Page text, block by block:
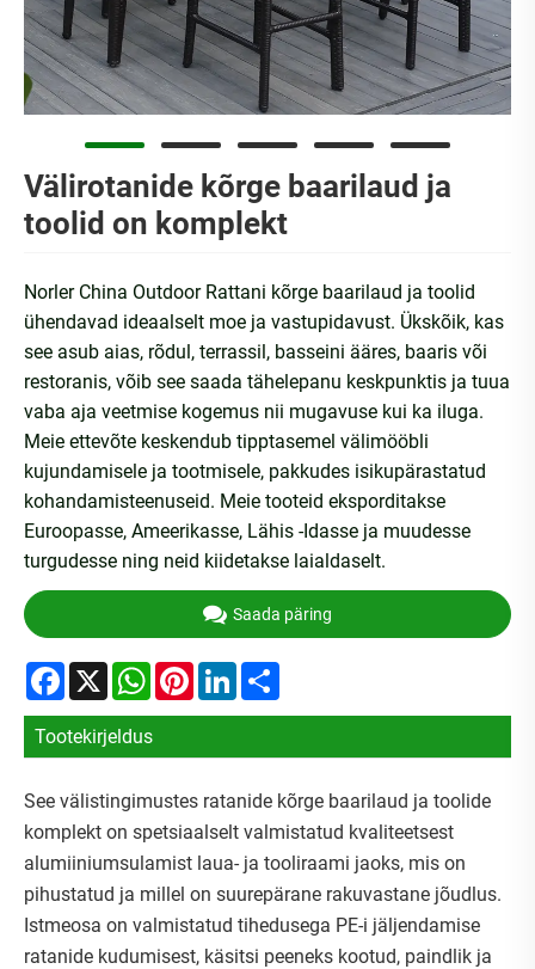
Välirotanide kõrge baarilaud ja
toolid on komplekt
Norler China Outdoor Rattani kõrge baarilaud ja toolid
ühendavad ideaalselt moe ja vastupidavust. Ükskõik, kas
see asub aias, rõdul, terrassil, basseini ääres, baaris või
restoranis, võib see saada tähelepanu keskpunktis ja tuua
vaba aja veetmise kogemus nii mugavuse kui ka iluga.
Meie ettevõte keskendub tipptasemel välimööbli
kujundamisele ja tootmisele, pakkudes isikupärastatud
kohandamisteenuseid. Meie tooteid eksporditakse
Euroopasse, Ameerikasse, Lähis -Idasse ja muudesse
turgudesse ning neid kiidetakse laialdaselt.
Saada päring
Facebook
X WhatsApp
PinterestLinkedIn
Tootekirjeldus
See välistingimustes ratanide kõrge baarilaud ja toolide
komplekt on spetsiaalselt valmistatud kvaliteetsest
alumiiniumsulamist laua- ja tooliraami jaoks, mis on
pihustatud ja millel on suurepärane rakuvastane jõudlus.
Istmeosa on valmistatud tihedusega PE-i jäljendamise
ratanide kudumisest, käsitsi peeneks kootud, paindlik ja